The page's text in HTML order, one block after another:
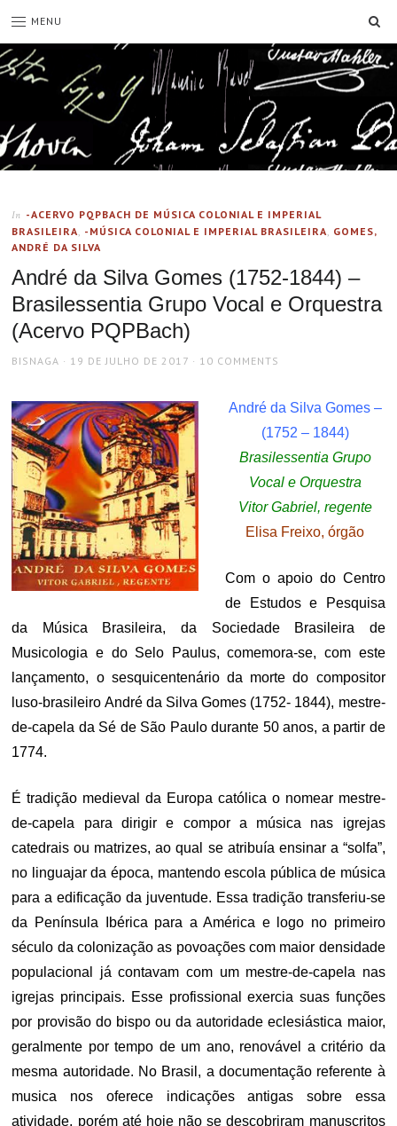
MENU
In -ACERVO PQPBACH DE MÚSICA COLONIAL E IMPERIAL
BRASILEIRA, -MÚSICA COLONIAL E IMPERIAL BRASILEIRA, GOMES,
ANDRÉ DA SILVA
André da Silva Gomes (1752-1844) –
Brasilessentia Grupo Vocal e Orquestra
(Acervo PQPBach)
AUTHOR
BISNAGA
POSTED
19 DE JULHO DE 2017 10 COMMENTS
André da Silva Gomes –
(1752 – 1844)
Brasilessentia Grupo
Vocal e Orquestra
Vitor Gabriel, regente
Elisa Freixo, órgão
Com o apoio do Centro
de Estudos e Pesquisa
da Música Brasileira, da Sociedade Brasileira de
Musicologia e do Selo Paulus, comemora-se, com este
lançamento, o sesquicentenário da morte do compositor
luso-brasileiro André da Silva Gomes (1752- 1844), mestre-
de-capela da Sé de São Paulo durante 50 anos, a partir de
1774.
É tradição medieval da Europa católica o nomear mestre-
de-capela para dirigir e compor a música nas igrejas
catedrais ou matrizes, ao qual se atribuía ensinar a “solfa”,
no linguajar da época, mantendo escola pública de música
para a edificação da juventude. Essa tradição transferiu-se
da Península Ibérica para a América e logo no primeiro
século da colonização as povoações com maior densidade
populacional já contavam com um mestre-de-capela nas
igrejas principais. Esse profissional exercia suas funções
por provisão do bispo ou da autoridade eclesiástica maior,
geralmente por tempo de um ano, renovável a critério da
mesma autoridade. No Brasil, a documentação referente à
musica nos oferece indicações antigas sobre essa
atividade, porém até hoje não se descobriram manuscritos